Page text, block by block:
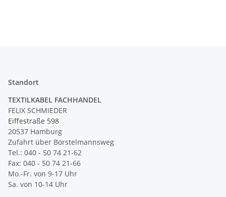
Standort
TEXTILKABEL FACHHANDEL
FELIX SCHMIEDER
Eiffestraße 598
20537 Hamburg
Zufahrt über Borstelmannsweg
Tel.: 040 - 50 74 21-62
Fax: 040 - 50 74 21-66
Mo.-Fr. von 9-17 Uhr
Sa. von 10-14 Uhr